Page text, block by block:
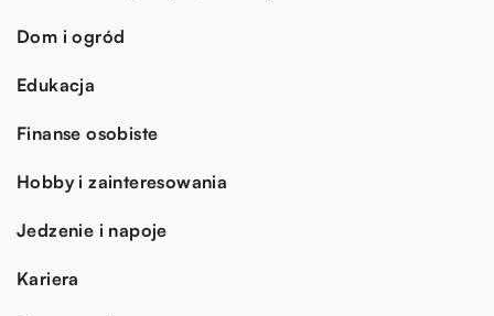
Dom i ogród
Edukacja
Finanse osobiste
Hobby i zainteresowania
Jedzenie i napoje
Kariera